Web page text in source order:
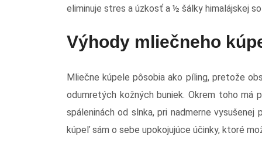
eliminuje stres a úzkosť a ½ šálky himalájskej
Výhody mliečneho
Mliečne kúpele pôsobia ako píling, pretože
odumretých kožných buniek. Okrem toho
spáleninách od slnka, pri nadmerne
kúpeľ sám o sebe upokojujúce účinky, ktoré